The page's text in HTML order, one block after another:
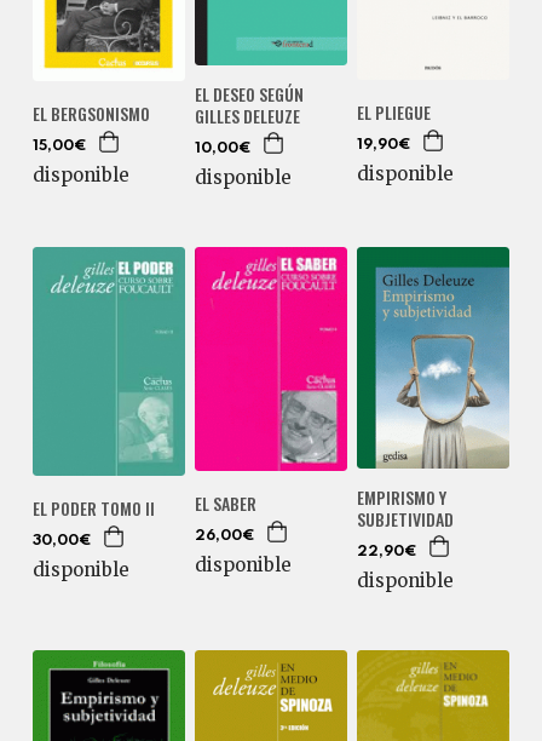
EL BERGSONISMO
15,00€
disponible
EL DESEO SEGÚN
GILLES DELEUZE
10,00€
disponible
EL PLIEGUE
19,90€
disponible
EL PODER TOMO II
30,00€
disponible
EL SABER
26,00€
disponible
EMPIRISMO Y
SUBJETIVIDAD
22,90€
disponible